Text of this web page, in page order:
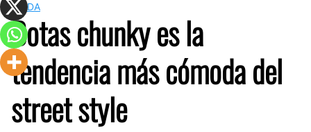
MODA
Botas chunky es la
tendencia más cómoda del
street style